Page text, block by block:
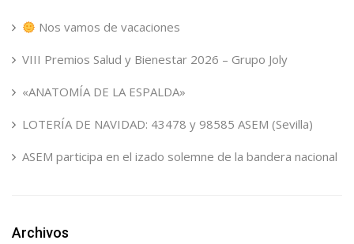
Nos vamos de vacaciones
VIII Premios Salud y Bienestar 2026 – Grupo Joly
«ANATOMÍA DE LA ESPALDA»
LOTERÍA DE NAVIDAD: 43478 y 98585 ASEM (Sevilla)
ASEM participa en el izado solemne de la bandera nacional
Archivos